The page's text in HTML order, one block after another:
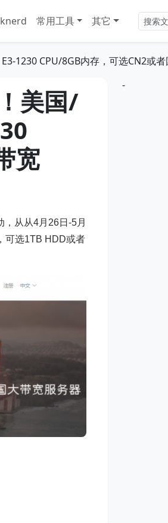
常用工具 其它
1230 CPU/8GB内存，可选CN2或
美国/
宽
，从从4月26日-5月
可选1TB HDD或者
-